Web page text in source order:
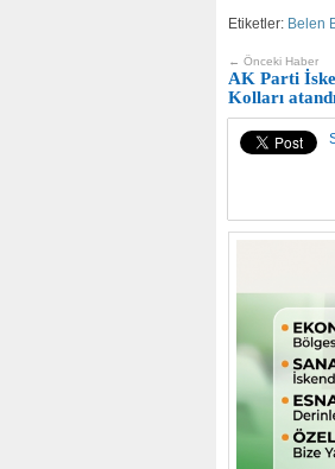
Etiketler: Belen
← Önceki Haber
AK Parti
Kolları